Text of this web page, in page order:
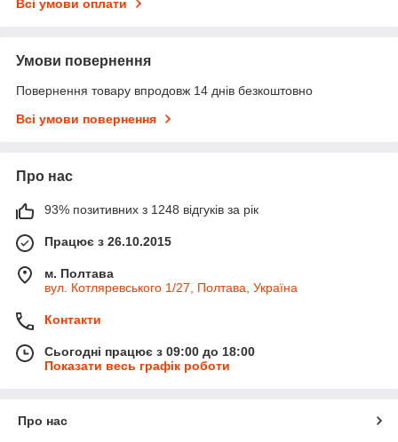
Всі умови оплати
Умови повернення
Повернення товару впродовж 14 днів безкоштовно
Всі умови повернення
Про нас
93% позитивних з 1248 відгуків за рік
Працює з 26.10.2015
м. Полтава
вул. Котляревського 1/27, Полтава, Україна
Контакти
Сьогодні працює з 09:00 до 18:00
Показати весь графік роботи
Про нас